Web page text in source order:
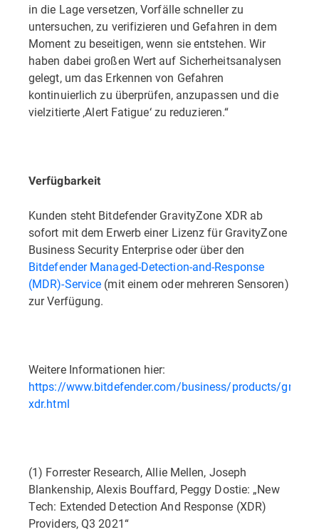
in die Lage versetzen, Vorfälle schneller zu
untersuchen, zu verifizieren und Gefahren in dem
Moment zu beseitigen, wenn sie entstehen. Wir
haben dabei großen Wert auf Sicherheitsanalysen
gelegt, um das Erkennen von Gefahren
kontinuierlich zu überprüfen, anzupassen und die
vielzitierte ‚Alert Fatigue‘ zu reduzieren.“
Verfügbarkeit
Kunden steht Bitdefender GravityZone XDR ab
sofort mit dem Erwerb einer Lizenz für GravityZone
Business Security Enterprise oder über den
Bitdefender Managed-Detection-and-Response
(MDR)-Service (mit einem oder mehreren Sensoren)
zur Verfügung.
Weitere Informationen hier:
https://www.bitdefender.com/business/products/
xdr.html
(1) Forrester Research, Allie Mellen, Joseph
Blankenship, Alexis Bouffard, Peggy Dostie: „New
Tech: Extended Detection And Response (XDR)
Providers, Q3 2021“